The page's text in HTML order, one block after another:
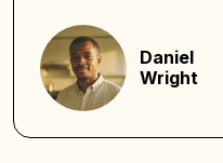
Daniel
Wright